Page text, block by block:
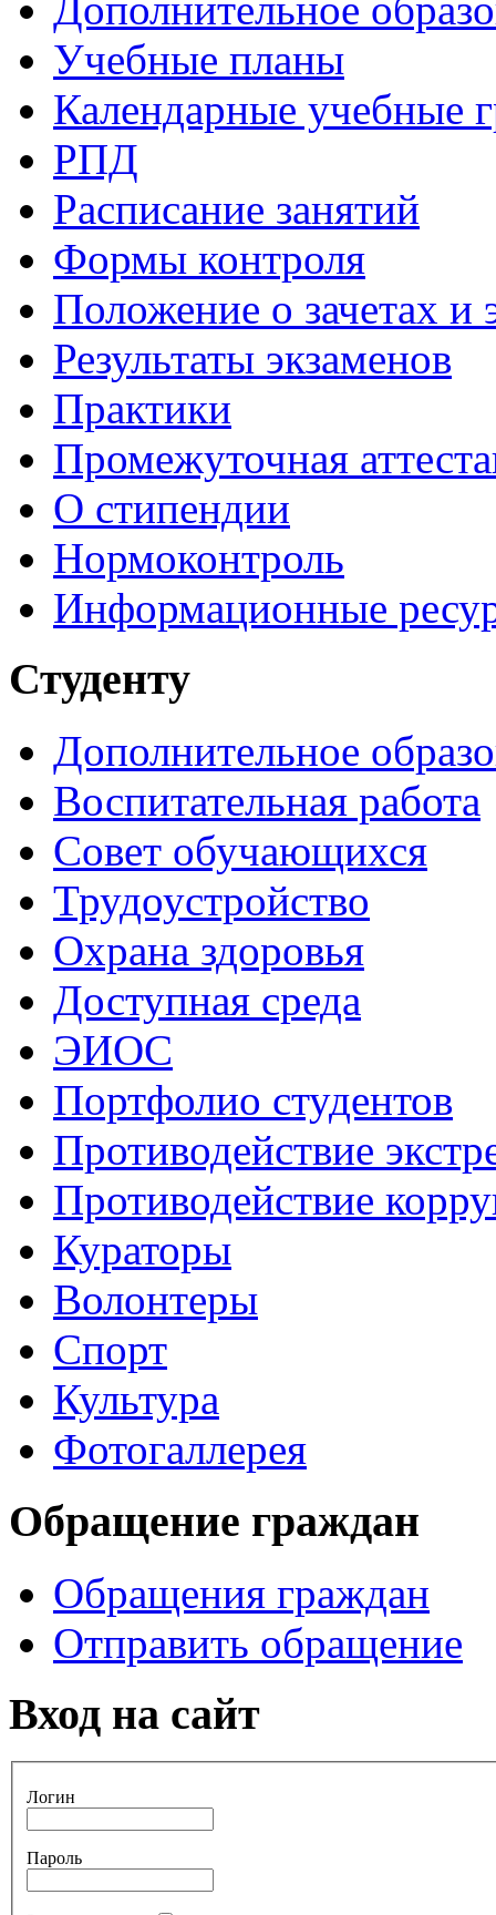
Учебные планы
Календарные учебные
РПД
Расписание занятий
Формы контроля
Положение о зачетах и
Результаты экзаменов
Практики
Промежуточная
О стипендии
Нормоконтроль
Информационные
Студенту
Дополнительное
Воспитательная работа
Совет обучающихся
Трудоустройство
Охрана здоровья
Доступная среда
ЭИОС
Портфолио студентов
Противодействие
Противодействие
Кураторы
Волонтеры
Спорт
Культура
Фотогаллерея
Обращение граждан
Обращения граждан
Отправить обращение
Вход на сайт
Логин
Пароль